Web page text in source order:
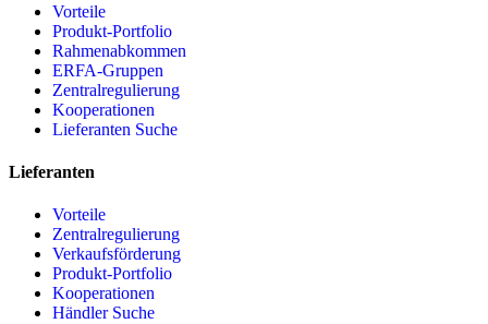
Vorteile
Produkt-Portfolio
Rahmenabkommen
ERFA-Gruppen
Zentralregulierung
Kooperationen
Lieferanten Suche
Lieferanten
Vorteile
Zentralregulierung
Verkaufsförderung
Produkt-Portfolio
Kooperationen
Händler Suche